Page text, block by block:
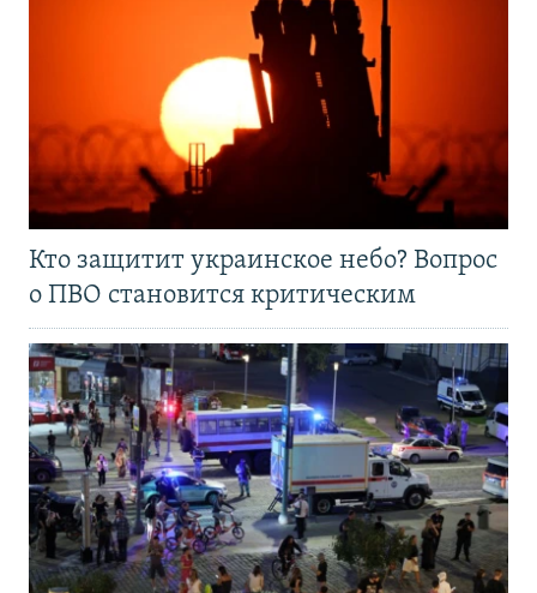
Кто защитит украинское небо? Вопрос
о ПВО становится критическим